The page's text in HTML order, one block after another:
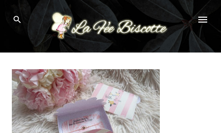
content
demande de marraine